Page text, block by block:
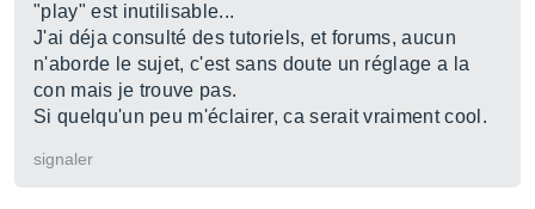
"play" est inutilisable...
J'ai déja consulté des tutoriels, et forums, aucun
n'aborde le sujet, c'est sans doute un réglage a la
con mais je trouve pas.
Si quelqu'un peu m'éclairer, ca serait vraiment cool.
signaler